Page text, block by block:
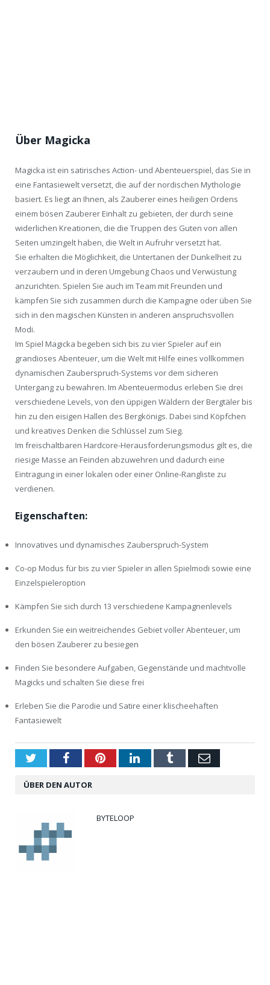
Über Magicka
Magicka ist ein satirisches Action- und Abenteuerspiel, das Sie in
eine Fantasiewelt versetzt, die auf der nordischen Mythologie
basiert. Es liegt an Ihnen, als Zauberer eines heiligen Ordens
einem bösen Zauberer Einhalt zu gebieten, der durch seine
widerlichen Kreationen, die die Truppen des Guten von allen
Seiten umzingelt haben, die Welt in Aufruhr versetzt hat.
Sie erhalten die Möglichkeit, die Untertanen der Dunkelheit zu
verzaubern und in deren Umgebung Chaos und Verwüstung
anzurichten. Spielen Sie auch im Team mit Freunden und
kämpfen Sie sich zusammen durch die Kampagne oder üben Sie
sich in den magischen Künsten in anderen anspruchsvollen
Modi.
Im Spiel Magicka begeben sich bis zu vier Spieler auf ein
grandioses Abenteuer, um die Welt mit Hilfe eines vollkommen
dynamischen Zauberspruch-Systems vor dem sicheren
Untergang zu bewahren. Im Abenteuermodus erleben Sie drei
verschiedene Levels, von den üppigen Wäldern der Bergtäler bis
hin zu den eisigen Hallen des Bergkönigs. Dabei sind Köpfchen
und kreatives Denken die Schlüssel zum Sieg.
Im freischaltbaren Hardcore-Herausforderungsmodus gilt es, die
riesige Masse an Feinden abzuwehren und dadurch eine
Eintragung in einer lokalen oder einer Online-Rangliste zu
verdienen.
Eigenschaften:
Innovatives und dynamisches Zauberspruch-System
Co-op Modus für bis zu vier Spieler in allen Spielmodi sowie eine
Einzelspieleroption
Kämpfen Sie sich durch 13 verschiedene Kampagnenlevels
Erkunden Sie ein weitreichendes Gebiet voller Abenteuer, um
den bösen Zauberer zu besiegen
Finden Sie besondere Aufgaben, Gegenstände und machtvolle
Magicks und schalten Sie diese frei
Erleben Sie die Parodie und Satire einer klischeehaften
Fantasiewelt
TwitterFacebookPinterestLinkedInTumblrEmail
ÜBER DEN AUTOR
BYTELOOP